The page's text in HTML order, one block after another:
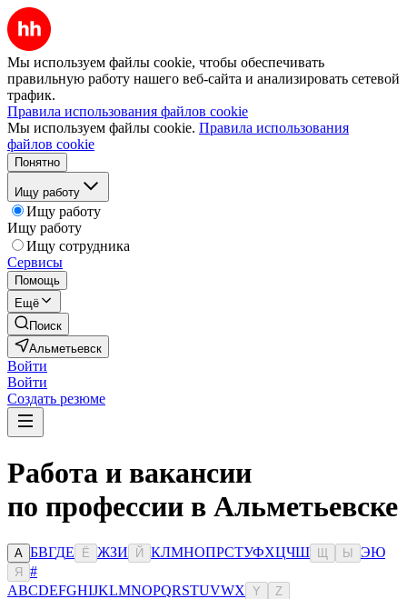
Мы используем файлы cookie, чтобы обеспечивать
правильную работу нашего веб-сайта и анализировать сетевой
трафик.
Правила использования файлов cookie
Мы используем файлы cookie. Правила использования
файлов cookie
Понятно
Ищу работу
Ищу работу
Ищу работу
Ищу сотрудника
Сервисы
Помощь
Ещё
Поиск
Альметьевск
Войти
Войти
Создать резюме
Работа и вакансии
по профессии в Альметьевске
А БВГДЕ Ё ЖЗИ Й КЛМНОПРСТУФХЦЧШ Ы ЭЮ
Я
#
ABCDEFGHIJKLMNOPQRSTUVWX Y Z